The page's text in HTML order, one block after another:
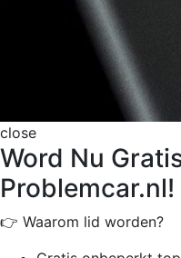
close
Word Nu
Problemcar.nl!
👉 Waarom lid worden?